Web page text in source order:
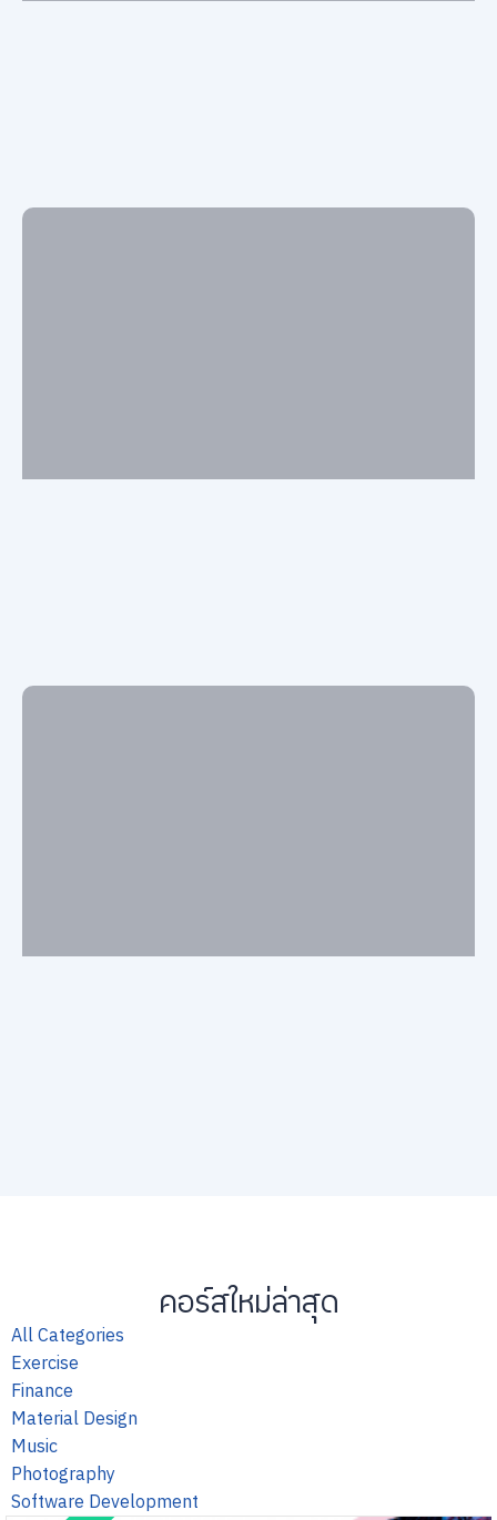
คอร์สใหม่ล่าสุด
All Categories
Exercise
Finance
Material Design
Music
Photography
Software Development